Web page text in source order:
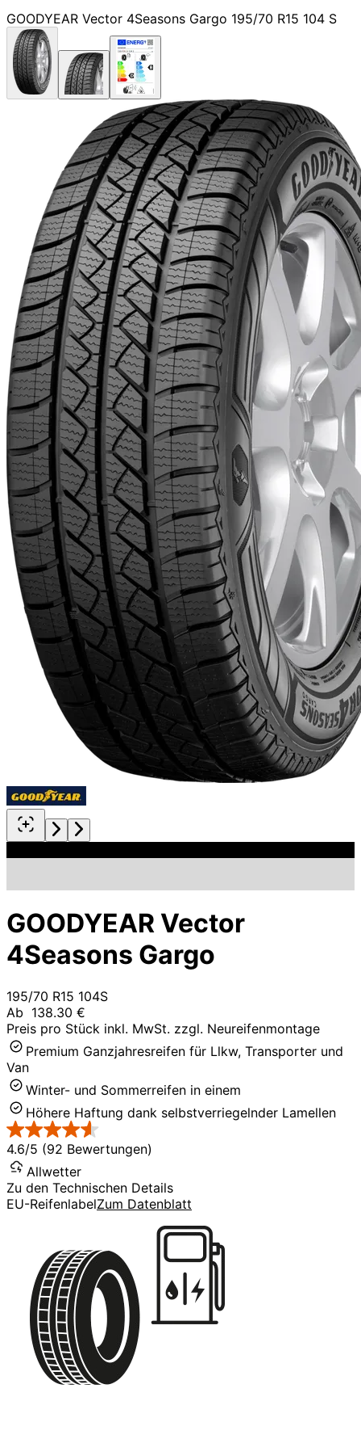
GOODYEAR Vector 4Seasons Gargo 195/70 R15 104 S
GOODYEAR Vector
4Seasons Gargo
195/70 R15 104S
Ab 138.30 €
Preis pro Stück inkl. MwSt. zzgl. Neureifenmontage
Premium Ganzjahresreifen für Llkw, Transporter und
Van
Winter- und Sommerreifen in einem
Höhere Haftung dank selbstverriegelnder Lamellen
4.6/5 (92 Bewertungen)
Allwetter
Zu den Technischen Details
EU-ReifenlabelZum Datenblatt